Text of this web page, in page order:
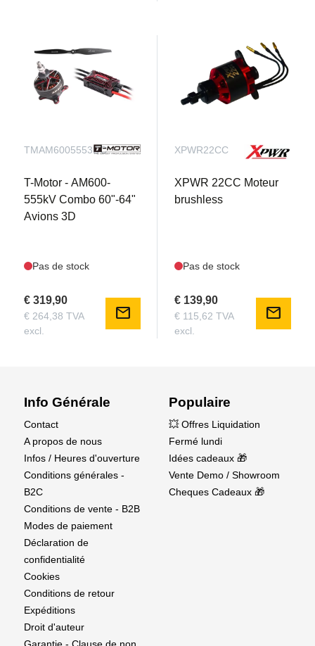
TMAM6005553DC
T-Motor - AM600-
555kV Combo 60"-64"
Avions 3D
Pas de stock
€ 319,90
€ 264,38 TVA
excl.
mail
XPWR22CC
XPWR 22CC Moteur
brushless
Pas de stock
€ 139,90
€ 115,62 TVA
excl.
mail
Info Générale
Contact
A propos de nous
Infos / Heures d'ouverture
Conditions générales -
B2C
Conditions de vente - B2B
Modes de paiement
Déclaration de
confidentialité
Cookies
Conditions de retour
Expéditions
Droit d'auteur
Garantie - Clause de non
Populaire
💥 Offres Liquidation
Fermé lundi
Idées cadeaux 🎁
Vente Demo / Showroom
Cheques Cadeaux 🎁